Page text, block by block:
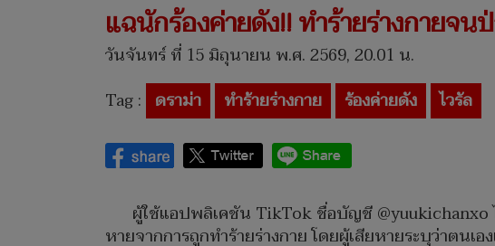
แฉนักร้องค่ายดัง!! ทำร้ายร่างกายจ
วันจันทร์ ที่ 15 มิถุนายน พ.ศ. 2569, 20.01 น.
Tag : ดราม่า ทำร้ายร่างกาย ร้องค่ายดัง ไวรัล
ผู้ใช้แอปพลิเคชัน TikTok ชื่อบัญชี @yuukichanxo
หายจากการถูกทำร้ายร่างกาย โดยผู้เสียหายระบุว่าตน